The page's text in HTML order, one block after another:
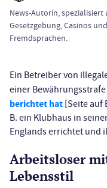
News-Autorin,
Gesetzgebung, Casinos
Fremdsprachen.
Ein Betreiber von
einer
berichtet hat [Seite auf
B. ein Klubhaus in
Englands errichtet und
Arbeitsloser
Lebensstil